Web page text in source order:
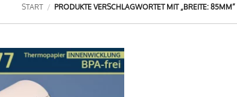
START / PRODUKTE VERSCHLAGWORTET MIT „BREITE: 85MM“